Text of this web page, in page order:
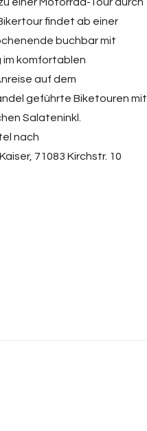
findet ab einer
buchbar mit
im komfortablen
auf dem
geführte Biketouren mit
Salateninkl.
nach
71083 Kirchstr. 10